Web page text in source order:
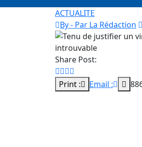
ACTUALITE
By - Par La Rédaction
Share Post:
Print : Email :